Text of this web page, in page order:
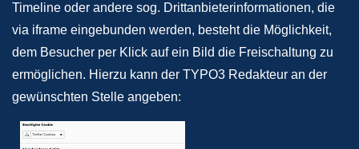
Timeline oder andere sog. Drittanbieterinformationen, die
via iframe eingebunden werden, besteht die Möglichkeit,
dem Besucher per Klick auf ein Bild die Freischaltung zu
ermöglichen. Hierzu kann der TYPO3 Redakteur an der
gewünschten Stelle angeben: